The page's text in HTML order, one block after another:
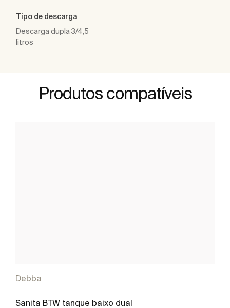
Tipo de descarga
Descarga dupla 3/4,5
litros
Produtos compatíveis
Debba
Sanita BTW tanque baixo dual